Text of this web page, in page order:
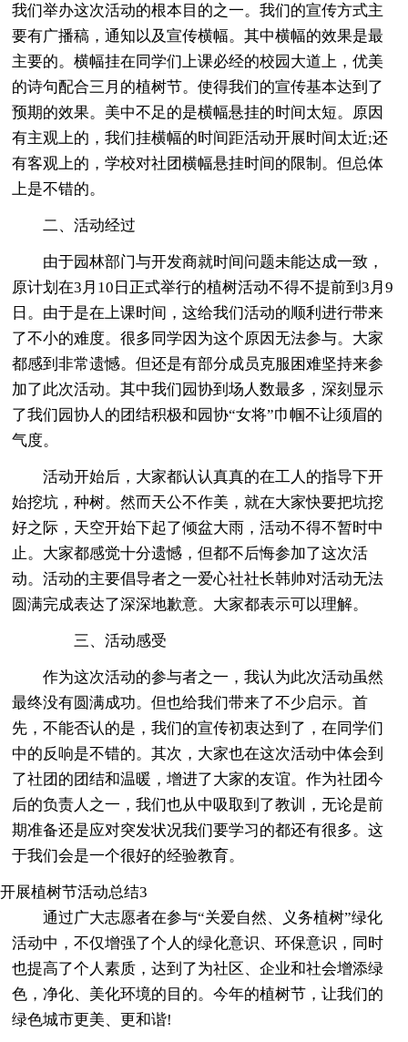
我们举办这次活动的根本目的之一。我们的宣传方式主
要有广播稿，通知以及宣传横幅。其中横幅的效果是最
主要的。横幅挂在同学们上课必经的校园大道上，优美
的诗句配合三月的植树节。使得我们的宣传基本达到了
预期的效果。美中不足的是横幅悬挂的时间太短。原因
有主观上的，我们挂横幅的时间距活动开展时间太近;还
有客观上的，学校对社团横幅悬挂时间的限制。但总体
上是不错的。
二、活动经过
由于园林部门与开发商就时间问题未能达成一致，
原计划在3月10日正式举行的植树活动不得不提前到3月9
日。由于是在上课时间，这给我们活动的顺利进行带来
了不小的难度。很多同学因为这个原因无法参与。大家
都感到非常遗憾。但还是有部分成员克服困难坚持来参
加了此次活动。其中我们园协到场人数最多，深刻显示
了我们园协人的团结积极和园协“女将”巾帼不让须眉的
气度。
活动开始后，大家都认认真真的在工人的指导下开
始挖坑，种树。然而天公不作美，就在大家快要把坑挖
好之际，天空开始下起了倾盆大雨，活动不得不暂时中
止。大家都感觉十分遗憾，但都不后悔参加了这次活
动。活动的主要倡导者之一爱心社社长韩帅对活动无法
圆满完成表达了深深地歉意。大家都表示可以理解。
三、活动感受
作为这次活动的参与者之一，我认为此次活动虽然
最终没有圆满成功。但也给我们带来了不少启示。首
先，不能否认的是，我们的宣传初衷达到了，在同学们
中的反响是不错的。其次，大家也在这次活动中体会到
了社团的团结和温暖，增进了大家的友谊。作为社团今
后的负责人之一，我们也从中吸取到了教训，无论是前
期准备还是应对突发状况我们要学习的都还有很多。这
于我们会是一个很好的经验教育。
开展植树节活动总结3
通过广大志愿者在参与“关爱自然、义务植树”绿化
活动中，不仅增强了个人的绿化意识、环保意识，同时
也提高了个人素质，达到了为社区、企业和社会增添绿
色，净化、美化环境的目的。今年的植树节，让我们的
绿色城市更美、更和谐!